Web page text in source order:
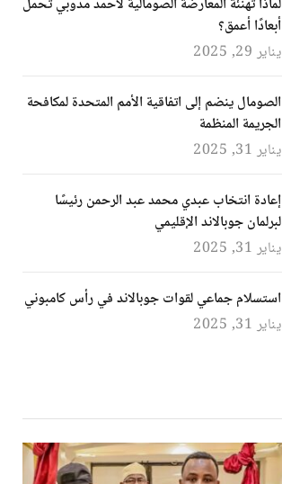
لماذا تهنئة المعارضة الصومالية لأحمد مدوبي تحمل
أبعادًا أعمق؟
يناير 29, 2025
الصومال ينضم إلى اتفاقية الأمم المتحدة لمكافحة
الجريمة المنظمة
يناير 31, 2025
إعادة انتخاب عبدي محمد عبد الرحمن رئيسًا
لبرلمان جوبالاند الإقليمي
يناير 31, 2025
استسلام جماعي لقوات جوبالاند في رأس كامبوني
يناير 31, 2025